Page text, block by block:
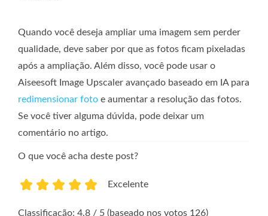
Quando você deseja ampliar uma imagem sem perder
qualidade, deve saber por que as fotos ficam pixeladas
após a ampliação. Além disso, você pode usar o
Aiseesoft Image Upscaler avançado baseado em IA para
redimensionar foto e aumentar a resolução das fotos.
Se você tiver alguma dúvida, pode deixar um
comentário no artigo.
O que você acha deste post?
Excelente
Classificação: 4.8 / 5 (baseado nos votos 126)